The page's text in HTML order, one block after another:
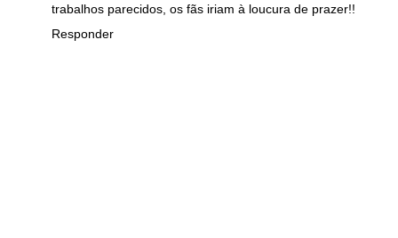
trabalhos parecidos, os fãs iriam à loucura de prazer!!
Responder